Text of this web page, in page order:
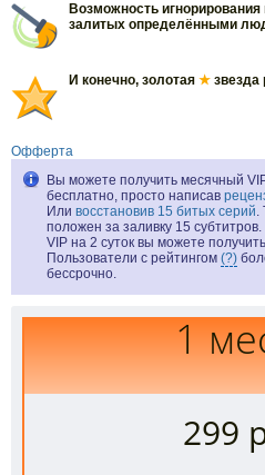
Возможность
залитых определёнными
И конечно, золотая ★
Офферта
Вы можете получить месячный
бесплатно, просто написав
Или восстановив 15 битых серий.
положен за заливку 15 субтитров.
VIP на 2 суток вы можете получить
Пользователи с рейтингом (?)
бессрочно.
1
299